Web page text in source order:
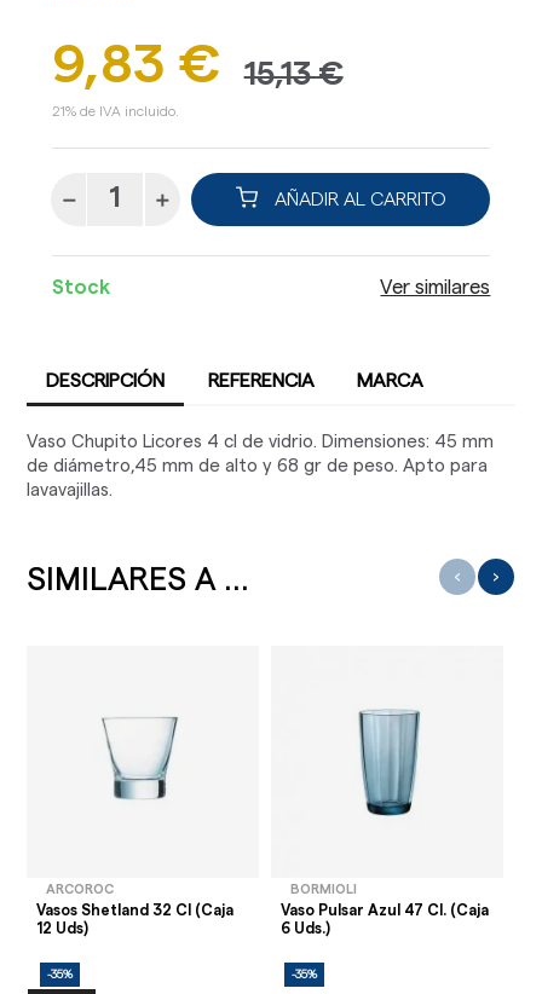
9,83 € 15,13 €
21% de IVA incluido.
AÑADIR AL CARRITO
Stock Ver similares
DESCRIPCIÓN REFERENCIA MARCA
Vaso Chupito Licores 4 cl de vidrio. Dimensiones: 45 mm
de diámetro,45 mm de alto y 68 gr de peso. Apto para
lavavajillas.
SIMILARES A ...
ARCOROC
Vasos Shetland 32 Cl (Caja
12 Uds)
-35%
BORMIOLI
Vaso Pulsar Azul 47 Cl. (Caja
6 Uds.)
-35%
‹ ›